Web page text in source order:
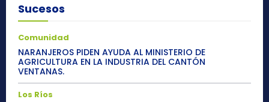
Sucesos
Comunidad
NARANJEROS PIDEN AYUDA AL MINISTERIO DE
AGRICULTURA EN LA INDUSTRIA DEL CANTÓN
VENTANAS.
Los Ríos